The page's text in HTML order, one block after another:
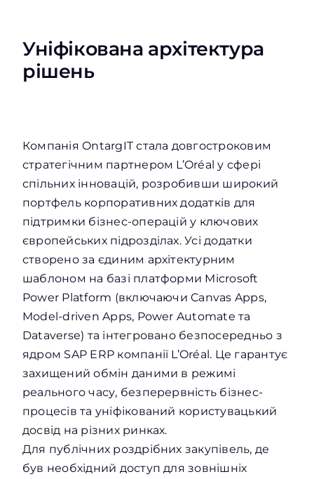
Уніфікована архітектура
рішень
Компанія OntargIT стала довгостроковим
стратегічним партнером L’Oréal у сфері
спільних інновацій, розробивши широкий
портфель корпоративних додатків для
підтримки бізнес-операцій у ключових
європейських підрозділах. Усі додатки
створено за єдиним архітектурним
шаблоном на базі платформи Microsoft
Power Platform (включаючи Canvas Apps,
Model-driven Apps, Power Automate та
Dataverse) та інтегровано безпосередньо з
ядром SAP ERP компанії L’Oréal. Це гарантує
захищений обмін даними в режимі
реального часу, безперервність бізнес-
процесів та уніфікований користувацький
досвід на різних ринках.
Для публічних роздрібних закупівель, де
був необхідний доступ для зовнішніх